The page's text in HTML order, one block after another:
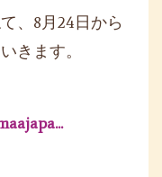
、8月24日から
きます。
...